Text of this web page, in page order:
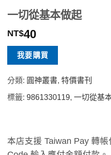
一切從基本做起
NT$40
我要購買
分類: 圓神叢書, 特價書刊
標籤: 9861330119, 一切從基
本店支援 Taiwan Pay 轉